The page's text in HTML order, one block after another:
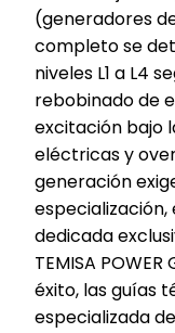
(generadores
completo se
niveles L1 a L4
rebobinado de
excitación bajo
eléctricas y
generación
especialización,
dedicada
TEMISA
éxito, las guías
especializada